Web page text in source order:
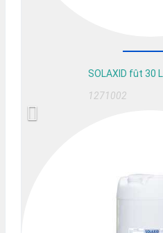
SOLAXID fût 30 L
1271002